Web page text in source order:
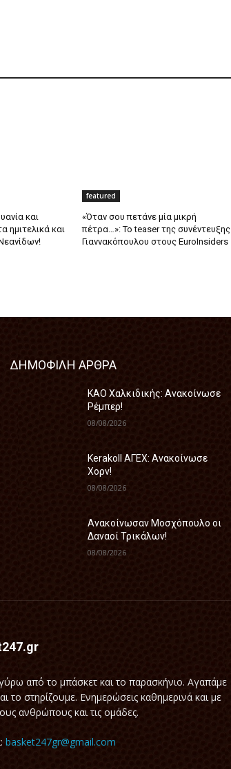
και
ημιτελικά και
featured
«Όταν σου πετάνε μία μικρή
πέτρα…»: Το teaser της συνέντευξης
Γιαννακόπουλου στους EuroInsiders
ΔΗΜΟΦΙΛΗ ΑΡΘΡΑ
ΚΑΟ Χαλκιδικής: Ανακοίνωσε
Ρέμπερ!
08/08/2026
Kerakoll ΑΓΕΧ: Ανακοίνωσε
Χορν!
08/08/2026
Ανακοίνωσαν Μοσχόπουλο οι
Δαναοί Τρικάλων!
08/08/2026
απ΄ό το μπάσκετ και το παρασκήνιο. Αγαπάμε
το στηρίζουμε. Ενημερώσεις καθημερινά και με
ανθρώπους και τις ομάδες.
basket247gr@gmail.com